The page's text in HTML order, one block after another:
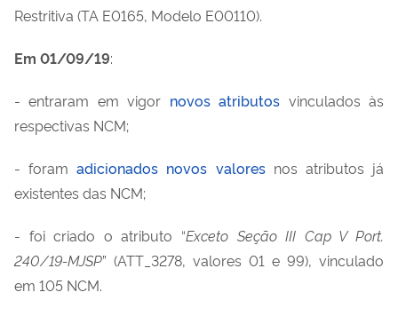
Restritiva (TA E0165, Modelo E00110).
Em 01/09/19:
- entraram em vigor novos atributos vinculados às
respectivas NCM;
- foramadicionados novos valoresnos atributos já
existentes das NCM;
- foi criado o atributo “Exceto Seção III Cap V Port.
240/19-MJSP” (ATT_3278, valores 01 e 99), vinculado
em 105 NCM.